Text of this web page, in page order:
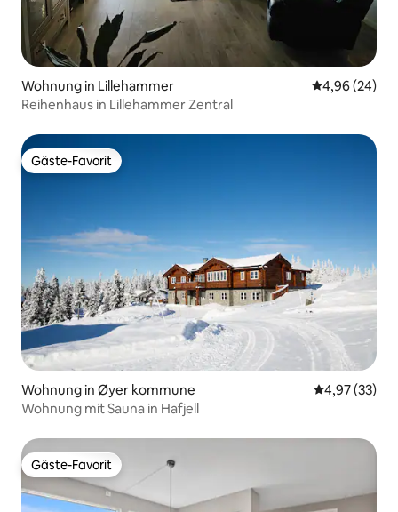
Wohnung in Lillehammer
4,96 (24)
Reihenhaus in Lillehammer Zentral
Gäste-Favorit
Gäste-Favorit
Wohnung in Øyer kommune
4,97 (33)
Wohnung mit Sauna in Hafjell
Gäste-Favorit
Gäste-Favorit